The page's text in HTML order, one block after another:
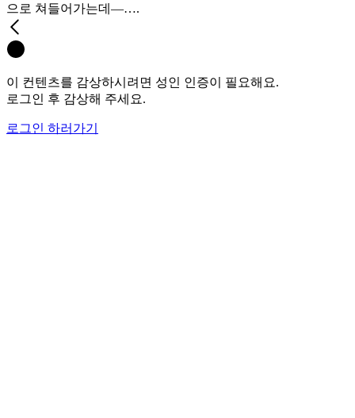
으로 쳐들어가는데―….
이 컨텐츠를 감상하시려면 성인 인증이 필요해요.
로그인 후 감상해 주세요.
로그인 하러가기